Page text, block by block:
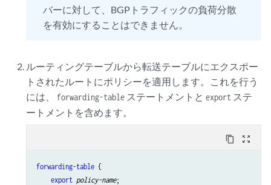
バーに対して、BGPトラフィックの負荷分散
を有効にすることはできません。
ルーティングテーブルから転送テーブルにエクスポー
トされたルートにポリシーを適用します。これを行う
には、 forwarding-table ステートメントとexport ステ
ートメントを含めます。
content_copy zoom_out_map
forwarding-table {
export policy-name;